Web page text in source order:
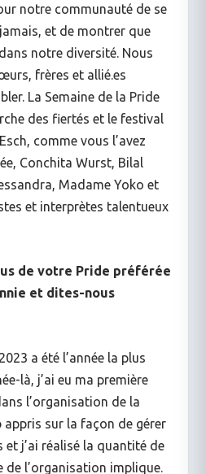
notre communauté de se
et de montrer que
notre diversité. Nous
frères et allié.es
La Semaine de la Pride
des fiertés et le festival
comme vous l’avez
Conchita Wurst, Bilal
Madame Yoko et
et interprètes talentueux
de votre Pride préférée
et dites-nous
2023 a été l’année la plus
là, j’ai eu ma première
l’organisation de la
appris sur la façon de gérer
j’ai réalisé la quantité de
de l’organisation implique.